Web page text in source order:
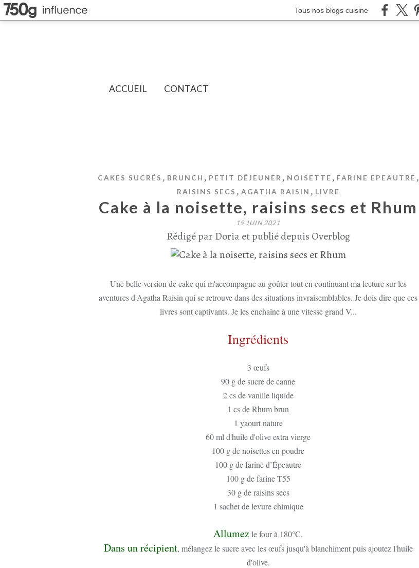
Tous nos blogs cuisine
ACCUEIL CONTACT
CAKES SUCRÉS , BRUNCH , PETIT DÉJEUNER , NOISETTE , FARINE EPEAUTRE ,
RAISINS SECS , AGATHA RAISIN , LIVRE
Cake à la noisette, raisins secs et Rhum
19 JUIN 2021
Rédigé par Doria et publié depuis Overblog
Une belle version de cake qui m'accompagne au goûter tout en continuant ma lecture sur les
aventures d'Agatha Raisin qui se retrouve dans des situations invraisemblables. Je dois dire que ces
livres sont captivants. Je les enchaîne à une vitesse grand V...
Ingrédients
3 œufs
90 g de sucre de canne
2 cs de vanille liquide
1 cs de Rhum brun
1 yaourt nature
60 ml d'huile d'olive extra vierge
100 g de noisettes en poudre
100 g de farine d’Épeautre
100 g de farine T55
30 g de raisins secs
1 sachet de levure chimique
Allumezle four à 180°C.
Dans un récipient, mélangez le sucre avec les œufs jusqu'à blanchiment puis ajoutez l'huile
d'olive.